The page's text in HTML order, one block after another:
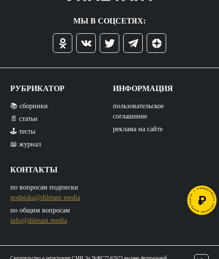
МЫ В СОЦСЕТЯХ:
РУБРИКАТОР
📚 сборники
📄 статьи
🕹️ тесты
📖 журнал
КОНТАКТЫ
по вопросам подписки
podpiska@diletant.media
по общим вопросам
info@diletant.media
ИНФОРМАЦИЯ
пользовательское
соглашение
реклама на сайте
Свидетельство о регистрации СМИ Эл №ФС77-62623 выдано федеральной